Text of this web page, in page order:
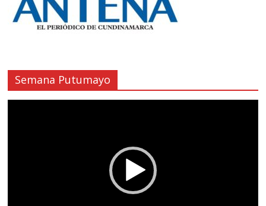
Semana Putumayo